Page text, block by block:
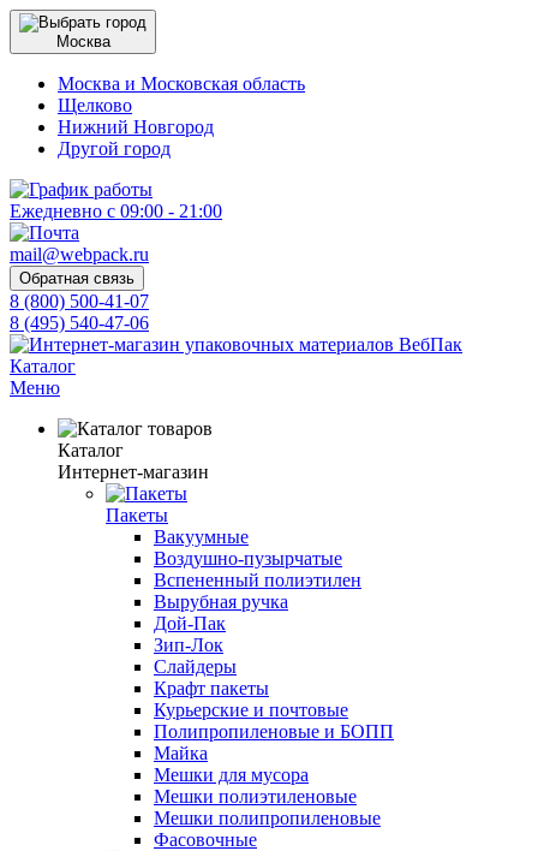
Москва
Москва и Московская область
Щелково
Нижний Новгород
Другой город
Ежедневно с 09:00 - 21:00
mail@webpack.ru
Обратная связь
8 (800) 500-41-07
8 (495) 540-47-06
Каталог
Меню
Каталог
Интернет-магазин
Пакеты
Вакуумные
Воздушно-пузырчатые
Вспененный полиэтилен
Вырубная ручка
Дой-Пак
Зип-Лок
Слайдеры
Крафт пакеты
Курьерские и почтовые
Полипропиленовые и БОПП
Майка
Мешки для мусора
Мешки полиэтиленовые
Мешки полипропиленовые
Фасовочные